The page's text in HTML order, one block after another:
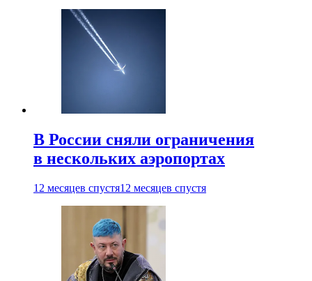
В России сняли ограничения
в нескольких аэропортах
12 месяцев спустя12 месяцев спустя